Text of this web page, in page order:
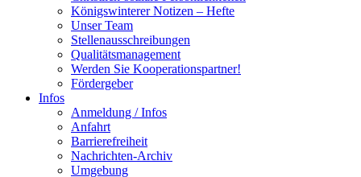
Königswinterer Notizen – Hefte
Unser Team
Stellenausschreibungen
Qualitätsmanagement
Werden Sie Kooperationspartner!
Fördergeber
Infos
Anmeldung / Infos
Anfahrt
Barrierefreiheit
Nachrichten-Archiv
Umgebung